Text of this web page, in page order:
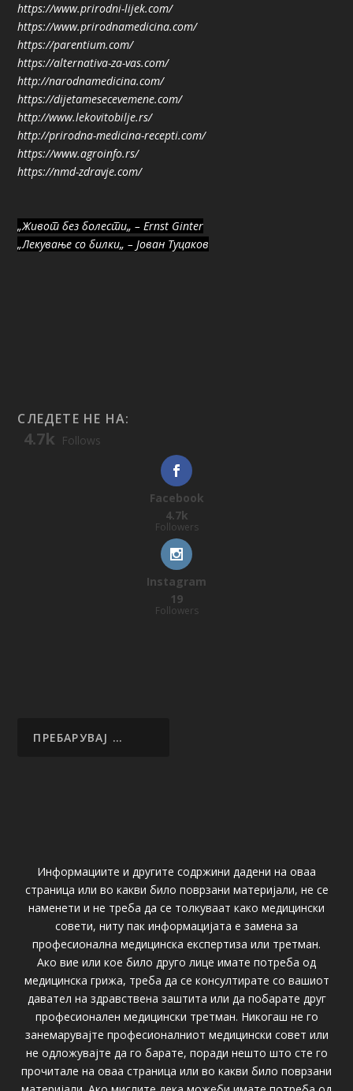
https://www.prirodni-lijek.com/
https://www.prirodnamedicina.com/
https://parentium.com/
https://alternativa-za-vas.com/
http://narodnamedicina.com/
https://dijetamesecevemene.com/
http://www.lekovitobilje.rs/
http://prirodna-medicina-recepti.com/
https://www.agroinfo.rs/
https://nmd-zdravje.com/
„Живот без болести„ – Ernst Ginter
„Лекување со билки„ – Јован Туцаков
СЛЕДЕТЕ НЕ НА:
4.7k Follows
Facebook
4.7k
Followers
Instagram
19
Followers
Информациите и другите содржини дадени на оваа
страница или во какви било поврзани материјали, не се
наменети и не треба да се толкуваат како медицински
совети, ниту пак информацијата е замена за
професионална медицинска експертиза или третман.
Ако вие или кое било друго лице имате потреба од
медицинска грижа, треба да се консултирате со вашиот
давател на здравствена заштита или да побарате друг
професионален медицински третман. Никогаш не го
занемарувајте професионалниот медицински совет или
не одложувајте да го барате, поради нешто што сте го
прочитале на оваа страница или во какви било поврзани